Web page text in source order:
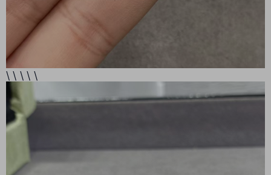
\ \ \ \ \